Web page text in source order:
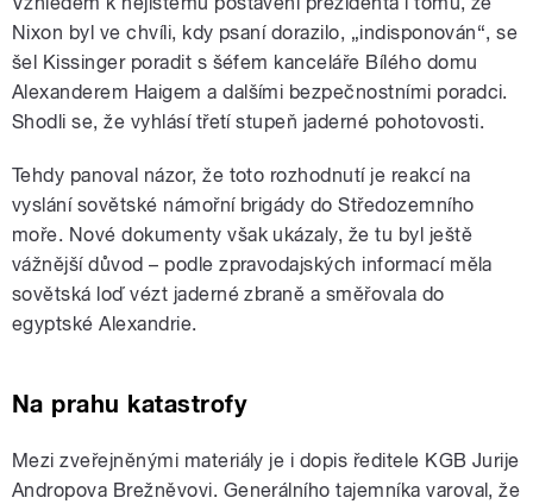
Nixon byl ve chvíli, kdy psaní dorazilo, „indisponován“, se
šel Kissinger poradit s šéfem kanceláře Bílého domu
Alexanderem Haigem a dalšími bezpečnostními poradci.
Shodli se, že vyhlásí třetí stupeň jaderné pohotovosti.
Tehdy panoval názor, že toto rozhodnutí je reakcí na
vyslání sovětské námořní brigády do Středozemního
moře. Nové dokumenty však ukázaly, že tu byl ještě
vážnější důvod – podle zpravodajských informací měla
sovětská loď vézt jaderné zbraně a směřovala do
egyptské Alexandrie.
Na prahu katastrofy
Mezi zveřejněnými materiály je i dopis ředitele KGB Jurije
Andropova Brežněvovi. Generálního tajemníka varoval, že